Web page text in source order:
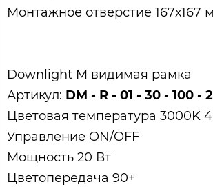
Монтажное отверстие 167х167
Downlight M видимая рамка
Артикул: DM - R - 01 - 30 - 100 -
Цветовая температура 3000K
Управление ON/OFF
Мощность 20 Вт
Цветопередача 90+